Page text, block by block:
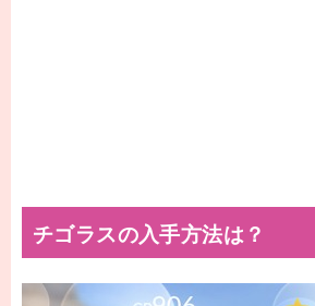
チゴラスの入手方法は？